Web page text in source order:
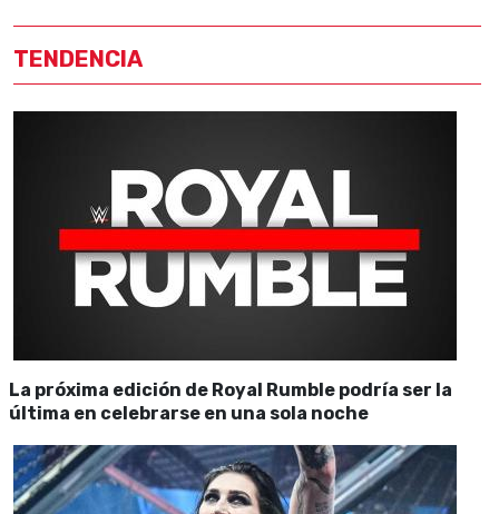
TENDENCIA
La próxima edición de Royal Rumble podría ser la
última en celebrarse en una sola noche